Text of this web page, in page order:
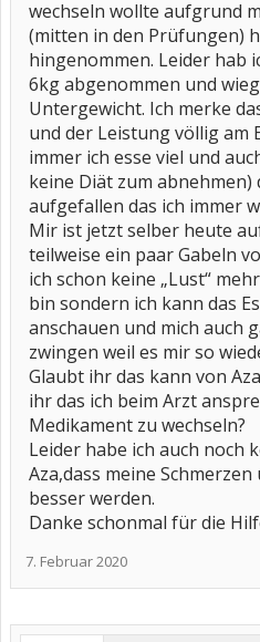
wechseln wollte aufgrund
(mitten in den Prüfungen)
hingenommen. Leider hab
6kg abgenommen und
Untergewicht. Ich merke
und der Leistung völlig am
immer ich esse viel und
keine Diät zum
aufgefallen das ich immer
Mir ist jetzt selber heute
teilweise ein paar Gabeln
ich schon keine „Lust“
bin sondern ich kann das
anschauen und mich auch
zwingen weil es mir so
Glaubt ihr das kann von
ihr das ich beim Arzt
Medikament zu wechseln?
Leider habe ich auch noch
Aza,dass meine
besser werden.
Danke schonmal für die
7. Februar 2020